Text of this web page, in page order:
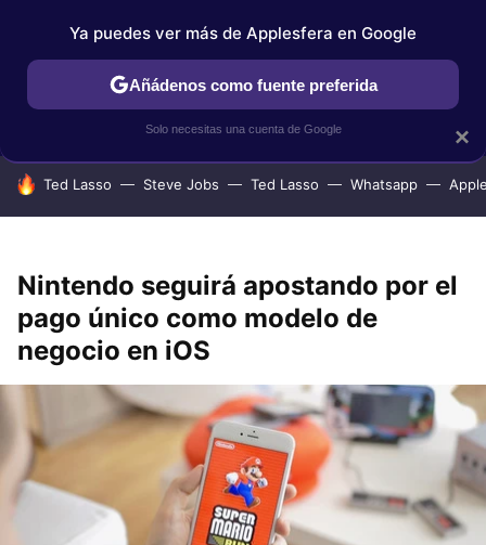
IPHONE TUTORIALES APPLESFERA SELECCIÓN
HOY SE HABLA DE
Ted Lasso Steve Jobs Ted Lasso Whatsapp
Nintendo seguirá apostando por el
pago único como modelo de
negocio en iOS
×
Ya puedes ver más de Applesfera en Google
Añádenos como fuente preferida
Solo necesitas una cuenta de Google